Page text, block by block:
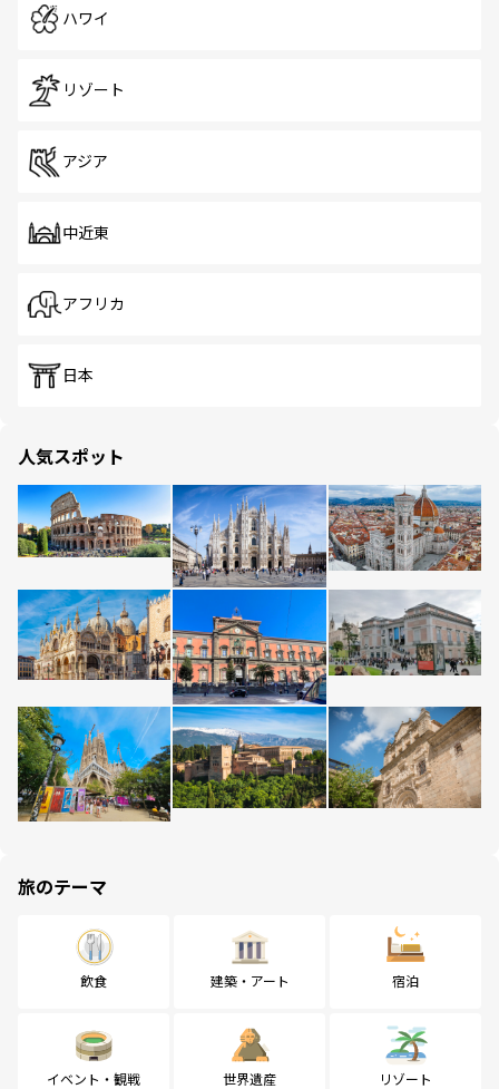
ハワイ
リゾート
アジア
中近東
アフリカ
日本
人気スポット
旅のテーマ
飲食 建築・アート 宿泊
イベント・観戦 世界遺産 リゾート